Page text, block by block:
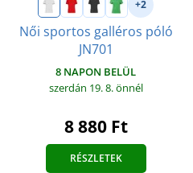
+2
Női sportos galléros póló
JN701
8 NAPON BELÜL
szerdán 19. 8.önnél
8 880 Ft
RÉSZLETEK